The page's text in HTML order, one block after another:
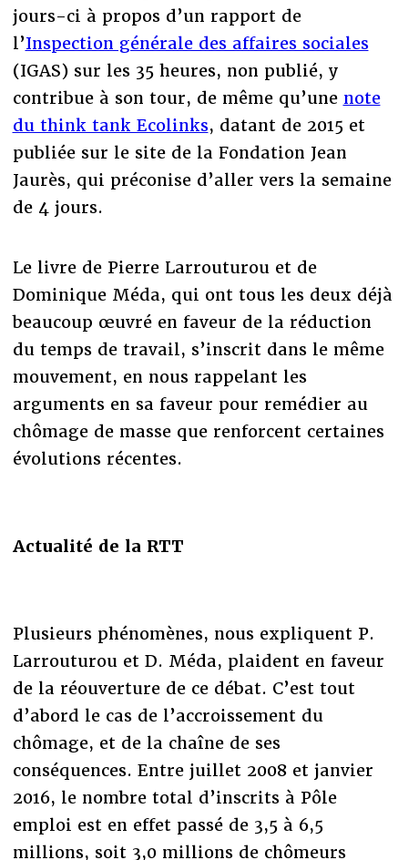
jours-ci à propos d’un rapport de
l’Inspection générale des affaires sociales
(IGAS) sur les 35 heures, non publié, y
contribue à son tour, de même qu’une note
du think tank Ecolinks, datant de 2015 et
publiée sur le site de la Fondation Jean
Jaurès, qui préconise d’aller vers la semaine
de 4 jours.
Le livre de Pierre Larrouturou et de
Dominique Méda, qui ont tous les deux déjà
beaucoup œuvré en faveur de la réduction
du temps de travail, s’inscrit dans le même
mouvement, en nous rappelant les
arguments en sa faveur pour remédier au
chômage de masse que renforcent certaines
évolutions récentes.
Actualité de la RTT
Plusieurs phénomènes, nous expliquent P.
Larrouturou et D. Méda, plaident en faveur
de la réouverture de ce débat. C’est tout
d’abord le cas de l’accroissement du
chômage, et de la chaîne de ses
conséquences. Entre juillet 2008 et janvier
2016, le nombre total d’inscrits à Pôle
emploi est en effet passé de 3,5 à 6,5
millions, soit 3,0 millions de chômeurs